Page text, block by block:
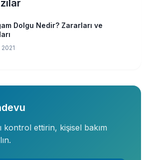
Dolgu Nedir? Zararları ve
kontrol ettirin, kişisel bakım